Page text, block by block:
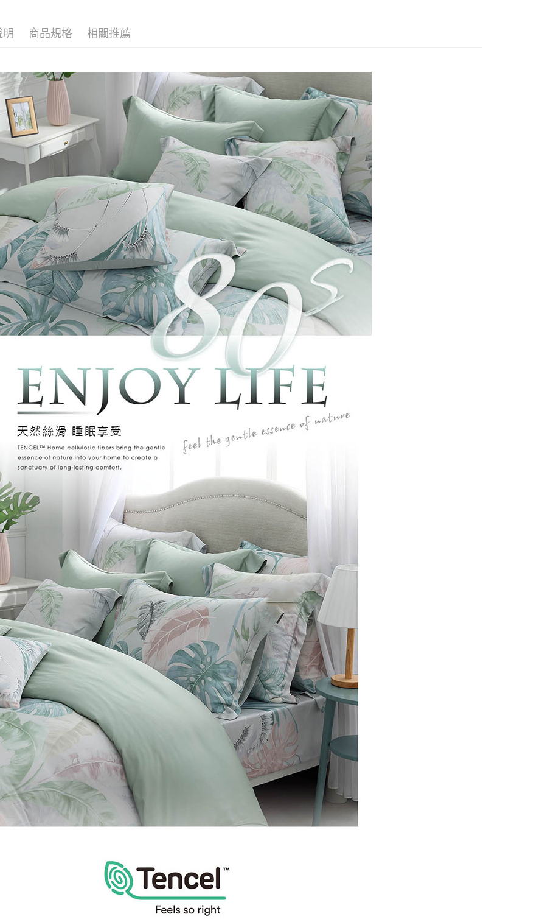
【注意事項】
１．透過由恩沛科技股份有限公司提供之「AFTEE先享後付」服務完成之
交易，需依本服務之必要範圍內提供個人資料，並將交易相關給付款項請
求債權轉讓予恩沛科技股份有限公司。
２．關於個人資料處理事宜，請瀏覽以下網址：
https://aftee.tw/terms/#terms3
３．未成年的使用者請事先徵得法定代理人或監護人之同意方可使用
「AFTEE先享後付」，若未經同意申辦者引起之損失，本公司不負相關責
任。
４．使用「AFTEE先享後付」時，將依據個別帳號之用戶狀況，依本公司
即時審查核予不同之上限額度；若仍有額度不足之情形，本公司將視審查
結果請求用戶進行身份認證。
５．嚴禁一人註冊多個帳號或使用他人資訊註冊。若發現惡意使用之情
形，恩沛科技股份有限公司將有權停止該用戶之使用額度並採取法律行
動。
宅配
每筆NT$100，滿NT$499(含以上)免運費
離島宅配
每筆NT$100，滿NT$499(含以上)免運費
明 商品規格 相關推薦